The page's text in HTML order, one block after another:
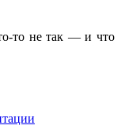
то не так — и что